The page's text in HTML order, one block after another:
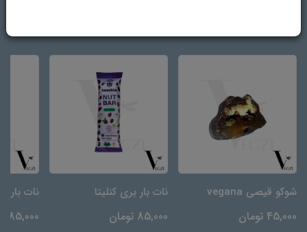
شوکو قیصی vegana
45,000 تومان
نات بار بری کنلیتا
85,000 تومان
نات بار
85,000 تومان